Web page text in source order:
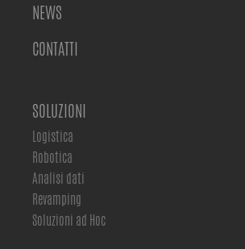
NEWS
CONTATTI
SOLUZIONI
Logistica
Robotica
Analisi dati
Revamping
Soluzioni ad Hoc